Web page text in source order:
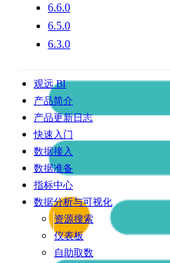
6.6.0
6.5.0
6.3.0
观远 BI
产品简介
产品更新日志
快速入门
数据接入
数据准备
指标中心
数据分析与可视化
资源搜索
仪表板
自助取数